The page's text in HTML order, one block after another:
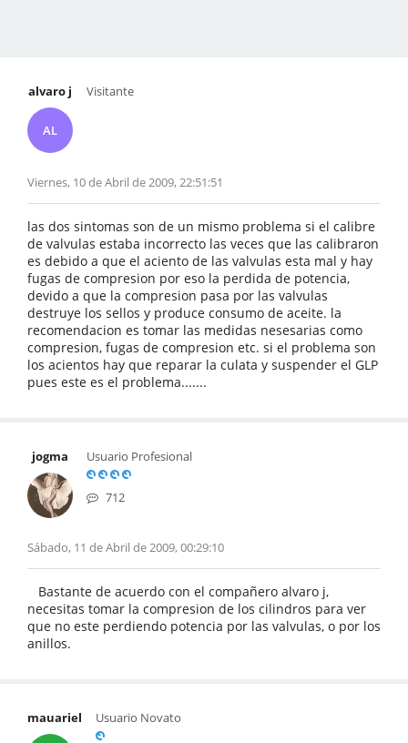
alvaro j
AL
Visitante
Viernes, 10 de Abril de 2009, 22:51:51
las dos sintomas son de un mismo problema si el calibre
de valvulas estaba incorrecto las veces que las calibraron
es debido a que el aciento de las valvulas esta mal y hay
fugas de compresion por eso la perdida de potencia,
devido a que la compresion pasa por las valvulas
destruye los sellos y produce consumo de aceite. la
recomendacion es tomar las medidas nesesarias como
compresion, fugas de compresion etc. si el problema son
los acientos hay que reparar la culata y suspender el GLP
pues este es el problema.......
jogma Usuario Profesional
712
Sábado, 11 de Abril de 2009, 00:29:10
Bastante de acuerdo con el compañero alvaro j,
necesitas tomar la compresion de los cilindros para ver
que no este perdiendo potencia por las valvulas, o por los
anillos.
mauariel Usuario Novato